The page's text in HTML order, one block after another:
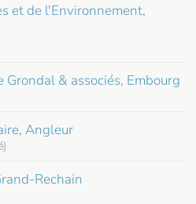
et de l'Environnement,
& associés, Embourg
Angleur
Rechain